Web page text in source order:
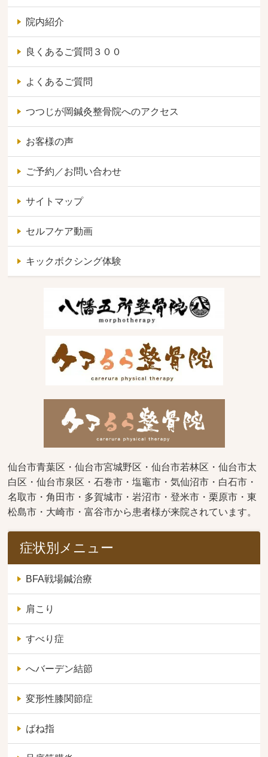
院内紹介
良くあるご質問３００
よくあるご質問
つつじが岡鍼灸整骨院へのアクセス
お客様の声
ご予約／お問い合わせ
サイトマップ
セルフケア動画
キックボクシング体験
仙台市青葉区・仙台市宮城野区・仙台市若林区・仙台市太
白区・仙台市泉区・石巻市・塩竈市・気仙沼市・白石市・
名取市・角田市・多賀城市・岩沼市・登米市・栗原市・東
松島市・大崎市・富谷市から患者様が来院されています。
症状別メニュー
BFA戦場鍼治療
肩こり
すべり症
へバーデン結節
変形性膝関節症
ばね指